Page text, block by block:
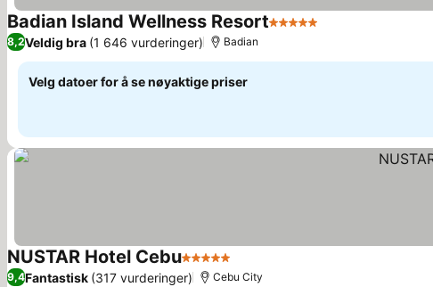
Badian Island Wellness Resort5 Stjerner
8,2Veldig bra (1 646 vurderinger) Badian
Velg datoer for å se nøyaktige priser
NUSTAR Hotel Cebu5 Stjerner
9,4Fantastisk (317 vurderinger) Cebu City